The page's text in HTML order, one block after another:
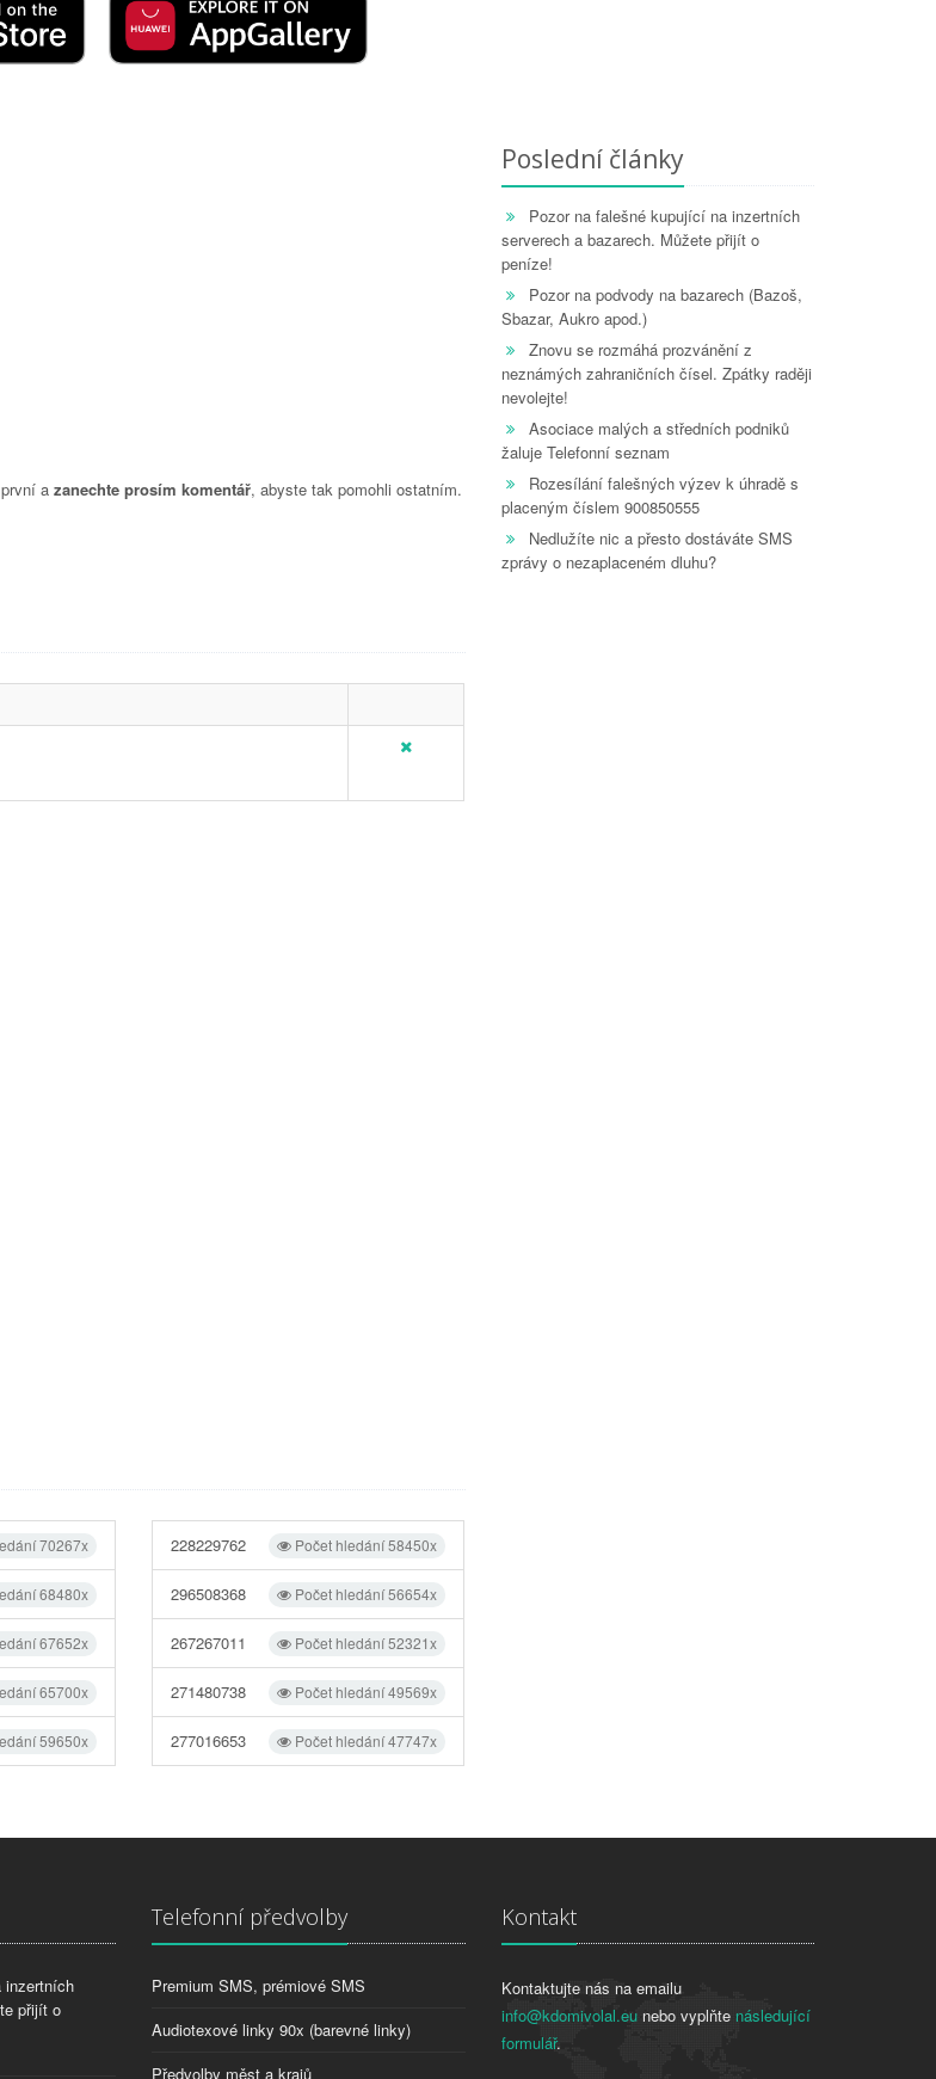
a zanechte prosím komentář, abyste tak pomohli ostatním.
70267x
68480x
67652x
65700x
59650x
Počet hledání 58450x
228229762
Počet hledání 56654x
296508368
Počet hledání 52321x
267267011
Počet hledání 49569x
271480738
Počet hledání 47747x
277016653
Poslední články
Pozor na falešné kupující na inzertních
serverech a bazarech. Můžete přijít o
peníze!
Pozor na podvody na bazarech (Bazoš,
Sbazar, Aukro apod.)
Znovu se rozmáhá prozvánění z
neznámých zahraničních čísel. Zpátky raději
nevolejte!
Asociace malých a středních podniků
žaluje Telefonní seznam
Rozesílání falešných výzev k úhradě s
placeným číslem 900850555
Nedlužíte nic a přesto dostáváte SMS
zprávy o nezaplaceném dluhu?
inzertních
přijít o
Telefonní předvolby
Premium SMS, prémiové SMS
Audiotexové linky 90x (barevné linky)
Předvolby měst a krajů
Kontakt
Kontaktujte nás na emailu
info@kdomivolal.eunebo vyplňte následující
formulář.